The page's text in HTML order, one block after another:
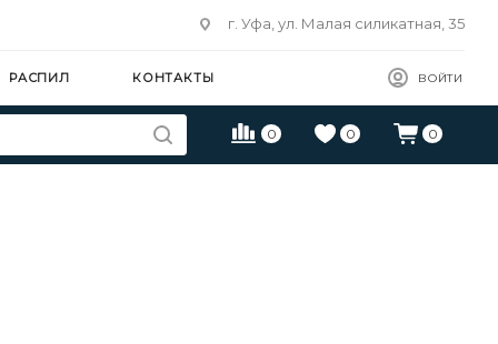
г. Уфа, ул. Малая силикатная, 35
ВОЙТИ
РАСПИЛ КОНТАКТЫ
0 0 0